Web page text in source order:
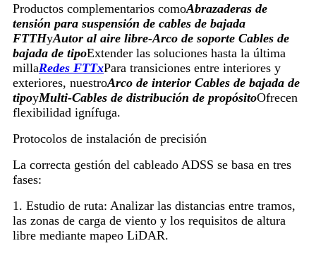
Productos complementarios comoAbrazaderas de
tensión para suspensión de cables de bajada
FTTHyAutor al aire libre-Arco de soporte Cables de
bajada de tipoExtender las soluciones hasta la última
millaRedes FTTxPara transiciones entre interiores y
exteriores, nuestroArco de interior Cables de bajada de
tipoyMulti-Cables de distribución de propósitoOfrecen
flexibilidad ignífuga.
Protocolos de instalación de precisión
La correcta gestión del cableado ADSS se basa en tres
fases:
1. Estudio de ruta: Analizar las distancias entre tramos,
las zonas de carga de viento y los requisitos de altura
libre mediante mapeo LiDAR.